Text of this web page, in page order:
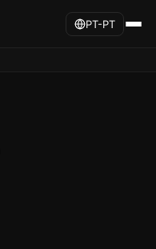
PT-PT